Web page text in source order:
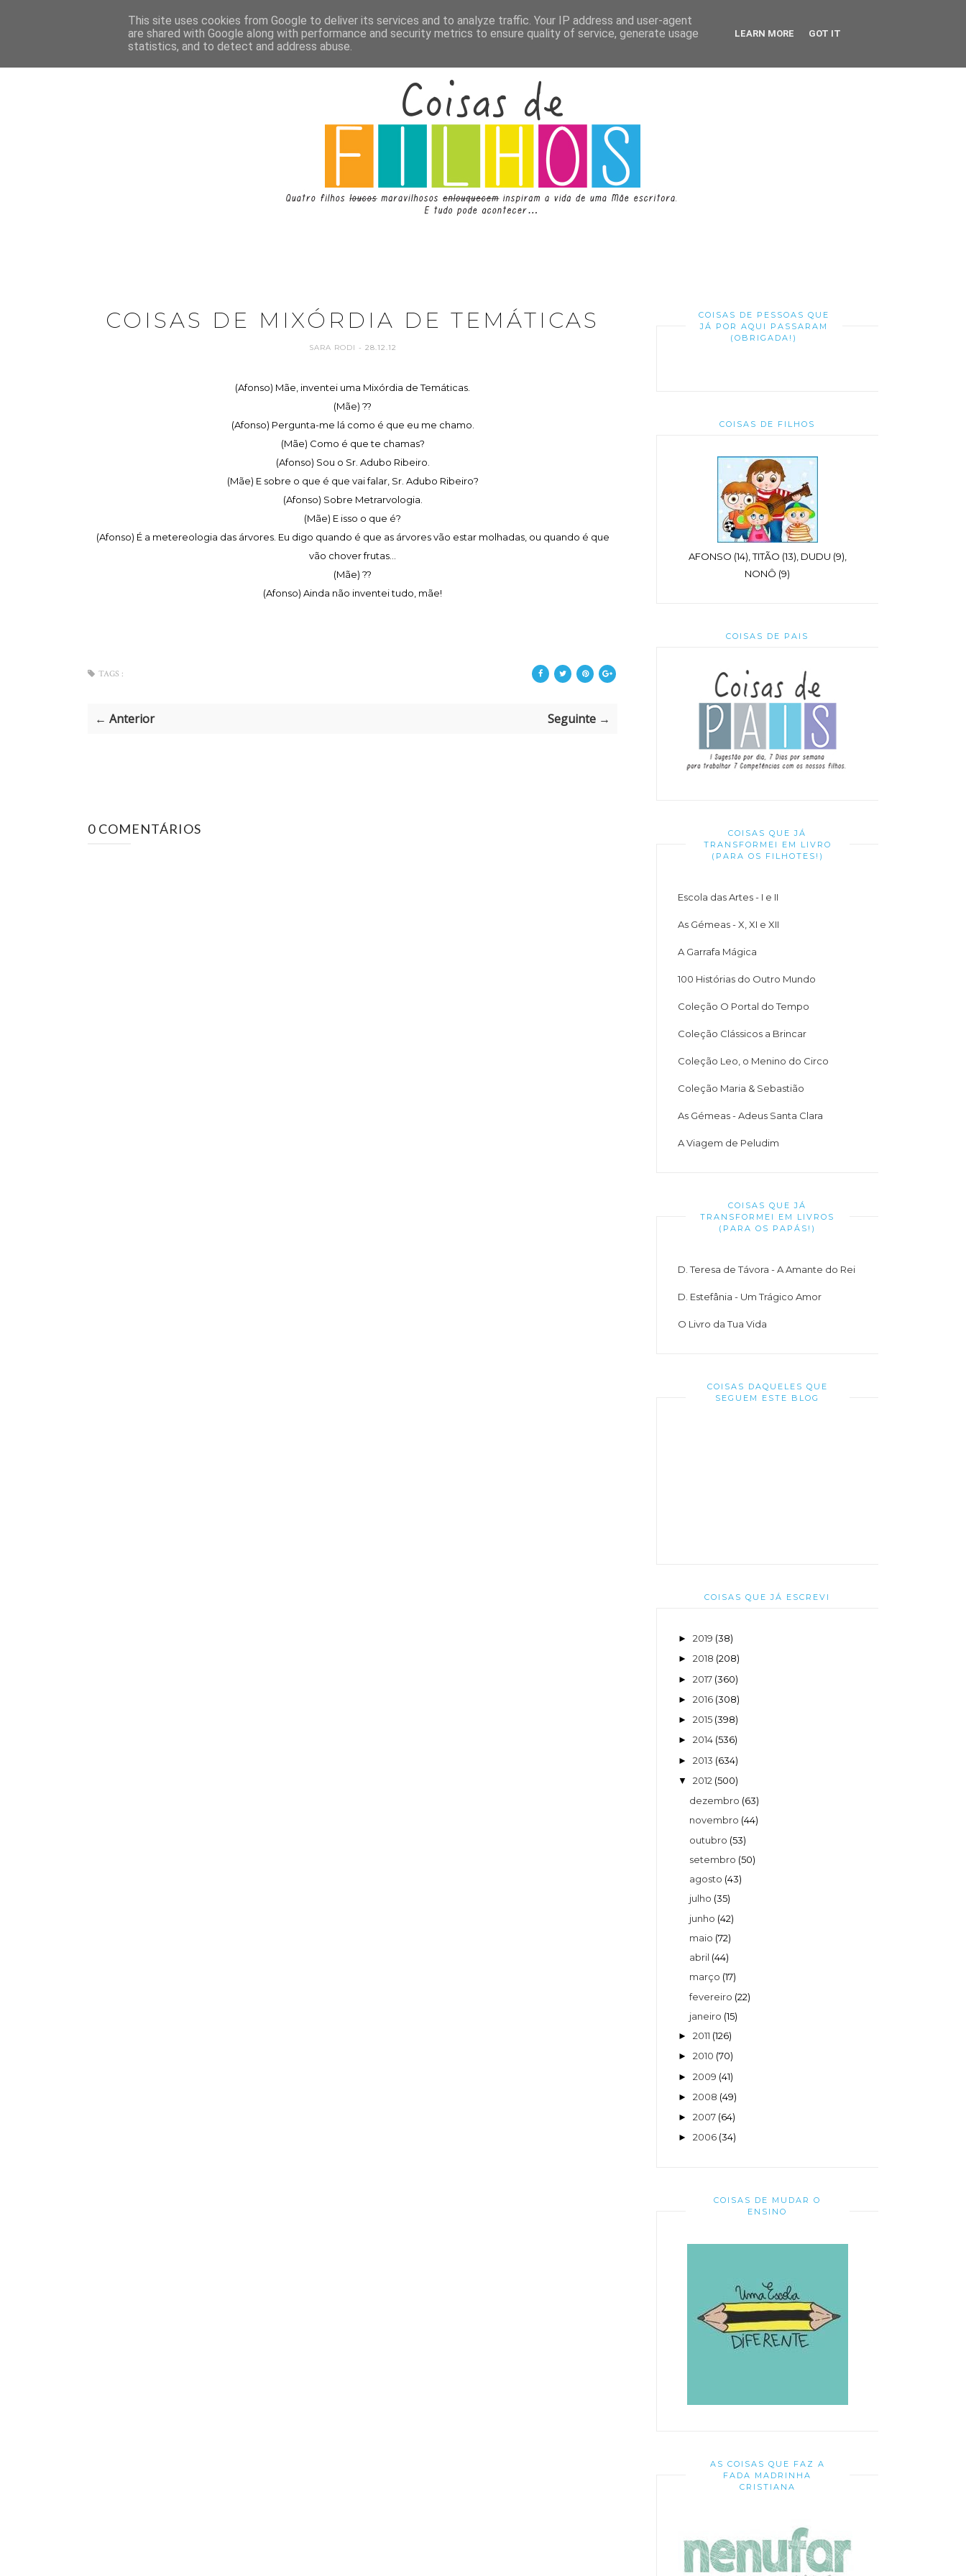
COISAS DE MIXÓRDIA DE TEMÁTICAS
SARA RODI - 28.12.12
(Afonso) Mãe, inventei uma Mixórdia de Temáticas.
(Mãe) ??
(Afonso) Pergunta-me lá como é que eu me chamo.
(Mãe) Como é que te chamas?
(Afonso) Sou o Sr. Adubo Ribeiro.
(Mãe) E sobre o que é que vai falar, Sr. Adubo Ribeiro?
(Afonso) Sobre Metrarvologia.
(Mãe) E isso o que é?
(Afonso) É a metereologia das árvores. Eu digo quando é que as árvores vão estar molhadas, ou quando é que
vão chover frutas...
(Mãe) ??
(Afonso) Ainda não inventei tudo, mãe!
TAGS :
← Anterior Seguinte →
0 COMENTÁRIOS
COISAS DE PESSOAS QUE
JÁ POR AQUI PASSARAM
(OBRIGADA!)
COISAS DE FILHOS
AFONSO (14), TITÃO (13), DUDU (9),
NONÔ (9)
COISAS DE PAIS
COISAS QUE JÁ
TRANSFORMEI EM LIVRO
(PARA OS FILHOTES!)
Escola das Artes - I e II
As Gémeas - X, XI e XII
A Garrafa Mágica
100 Histórias do Outro Mundo
Coleção O Portal do Tempo
Coleção Clássicos a Brincar
Coleção Leo, o Menino do Circo
Coleção Maria & Sebastião
As Gémeas - Adeus Santa Clara
A Viagem de Peludim
COISAS QUE JÁ
TRANSFORMEI EM LIVROS
(PARA OS PAPÁS!)
D. Teresa de Távora - A Amante do Rei
D. Estefânia - Um Trágico Amor
O Livro da Tua Vida
COISAS DAQUELES QUE
SEGUEM ESTE BLOG
COISAS QUE JÁ ESCREVI
► 2019 (38)
► 2018 (208)
► 2017 (360)
► 2016 (308)
► 2015 (398)
► 2014 (536)
► 2013 (634)
▼ 2012 (500)
dezembro (63)
novembro (44)
outubro (53)
setembro (50)
agosto (43)
julho (35)
junho (42)
maio (72)
abril (44)
março (17)
fevereiro (22)
janeiro (15)
► 2011 (126)
► 2010 (70)
► 2009 (41)
► 2008 (49)
► 2007 (64)
► 2006 (34)
COISAS DE MUDAR O
ENSINO
AS COISAS QUE FAZ A
FADA MADRINHA
CRISTIANA
This site uses cookies from Google to deliver its services and to analyze traffic. Your IP address and user-agent
are shared with Google along with performance and security metrics to ensure quality of service, generate usage
statistics, and to detect and address abuse.
LEARN MORE GOT IT